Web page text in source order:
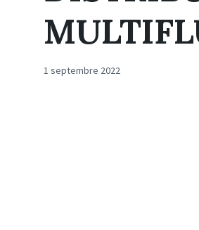
1 septembre 2022